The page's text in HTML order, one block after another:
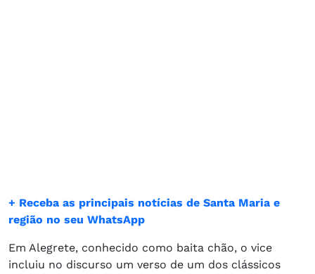
+ Receba as principais notícias de Santa Maria e
região no seu WhatsApp
Em Alegrete, conhecido como baita chão, o vice
incluiu no discurso um verso de um dos clássicos